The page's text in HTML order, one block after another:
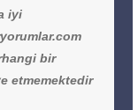
iyi
bir
etmemektedir